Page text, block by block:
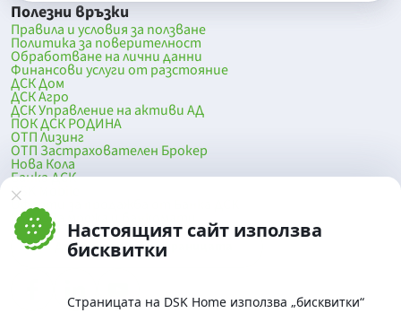
Настоящият сайт използва
бисквитки
Страницата на DSK Home използва „бисквитки“
Полезни връзки
Правила и условия за ползване
Политика за поверителност
Обработване на лични данни
Финансови услуги от разстояние
ДСК Дом
ДСК Агро
ДСК Управление на активи АД
ПОК ДСК РОДИНА
ОТП Лизинг
ОТП Застрахователен Брокер
Нова Кола
Банка ДСК
DSK Mobile
Оферти за продажба от Банка ДСК
Клонова мрежа и банкомати
До началото на страницата